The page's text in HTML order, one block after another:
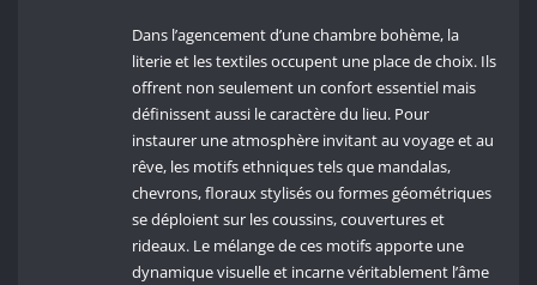
Dans l’agencement d’une chambre bohème, la
literie et les textiles occupent une place de choix. Ils
offrent non seulement un confort essentiel mais
définissent aussi le caractère du lieu. Pour
instaurer une atmosphère invitant au voyage et au
rêve, les motifs ethniques tels que mandalas,
chevrons, floraux stylisés ou formes géométriques
se déploient sur les coussins, couvertures et
rideaux. Le mélange de ces motifs apporte une
dynamique visuelle et incarne véritablement l’âme